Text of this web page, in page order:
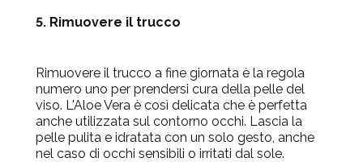
5. Rimuovere il trucco
Rimuovere il trucco a fine giornata è la regola
numero uno per prendersi cura della pelle del
viso. L'Aloe Vera è così delicata che è perfetta
anche utilizzata sul contorno occhi. Lascia la
pelle pulita e idratata con un solo gesto, anche
nel caso di occhi sensibili o irritati dal sole.